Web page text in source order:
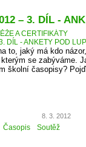
– 3. DÍL -
A CERTIFIKÁTY
DÍL - ANKETY POD
to, jaký má kdo
se zabýváme.
školní časopisy?
8. 3. 2012
Časopis Soutěž